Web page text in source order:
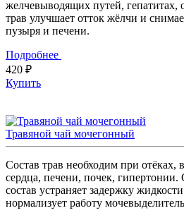
желчевыводящих путей, гепатитах,
трав улучшает отток жёлчи и
пузыря и печени.
Подробнее
420 ₽
Купить
Травяной чай мочегонный
Состав трав необходим при отёках,
сердца, печени, почек,
состав устраняет задержку
нормализует работу